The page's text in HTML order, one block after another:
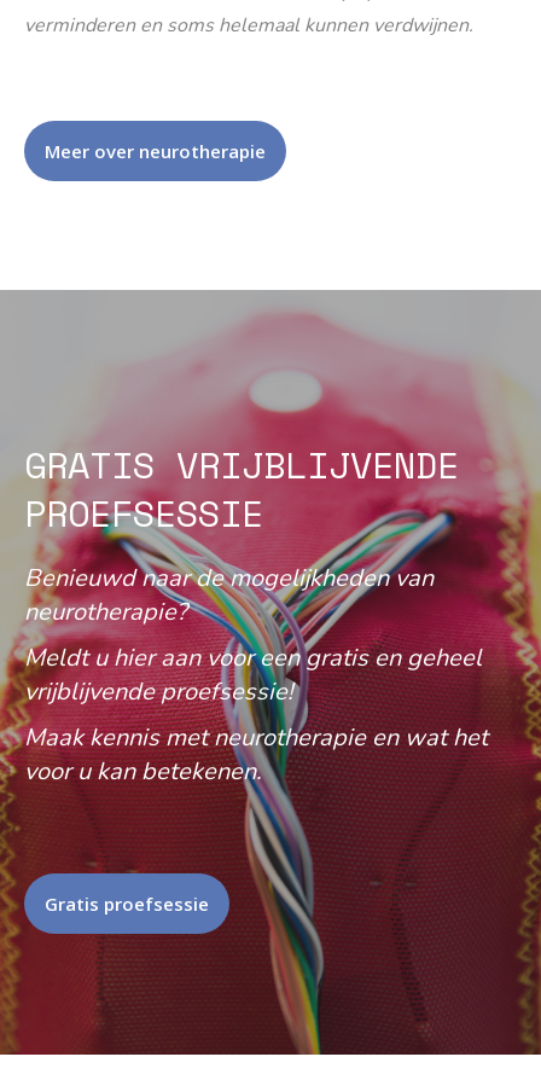
verminderen en soms helemaal kunnen verdwijnen.
Meer over neurotherapie
GRATIS VRIJBLIJVENDE
PROEFSESSIE
Benieuwd naar de mogelijkheden van
neurotherapie?
Meldt u hier aan voor een gratis en geheel
vrijblijvende proefsessie!
Maak kennis met neurotherapie en wat het
voor u kan betekenen.
Gratis proefsessie